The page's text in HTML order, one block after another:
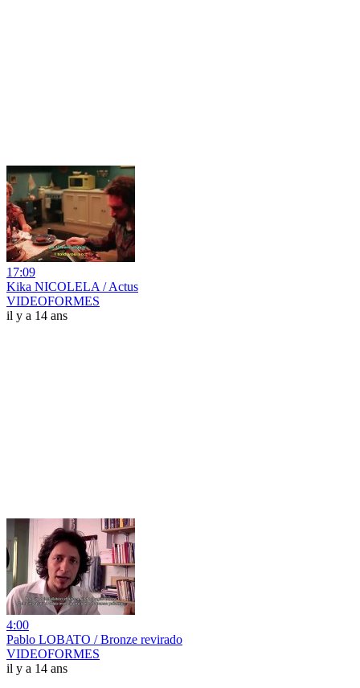
17:09
Kika NICOLELA / Actus
VIDEOFORMES
il y a 14 ans
4:00
Pablo LOBATO / Bronze revirado
VIDEOFORMES
il y a 14 ans